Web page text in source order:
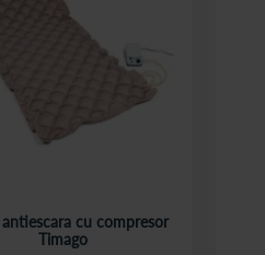
antiescara cu compresor
Timago